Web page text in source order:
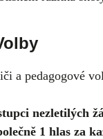
a pedagogové
nezletilých
1 hlas za